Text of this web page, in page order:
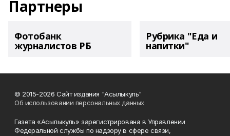
Партнеры
Фотобанк
журналистов РБ
Рубрика "Еда и
напитки"
© 2015-2026 Сайт издания "Асылыкуль"
Об использовании персональных данных
Газета «Асылыкуль» зарегистрирована в Управлении
Федеральной службы по надзору в сфере связи,